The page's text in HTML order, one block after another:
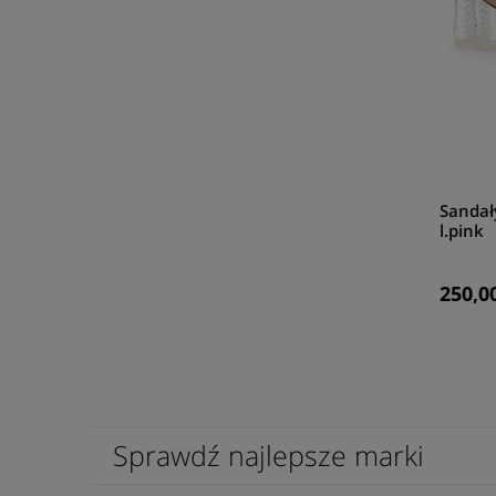
l.pink
Sprawdź najlepsze marki